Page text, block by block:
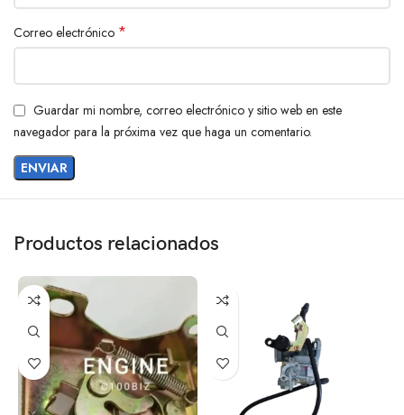
Correo electrónico *
Guardar mi nombre, correo electrónico y sitio web en este
navegador para la próxima vez que haga un comentario.
Productos relacionados